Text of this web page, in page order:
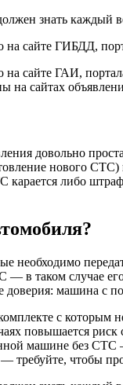
сайте ГИБДД,
сайте ГАИ,
сайтах
довольно
нового
либо
необходимо
в таком случае
машина с
с которым
повышается
машине без СТС
— требуйте, чтобы